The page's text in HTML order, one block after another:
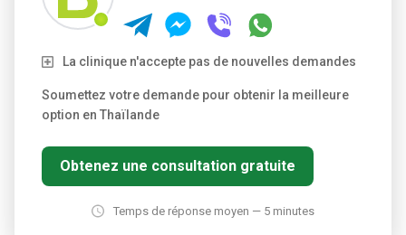
La clinique n'accepte pas de nouvelles demandes
Soumettez votre demande pour obtenir la meilleure
option en Thaïlande
Obtenez une consultation gratuite
Temps de réponse moyen — 5 minutes